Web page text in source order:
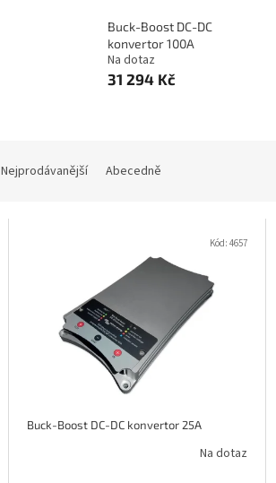
Buck-Boost DC-DC
konvertor 100A
Na dotaz
31 294 Kč
Nejprodávanější Abecedně
Buck-Boost DC-DC konvertor 25A
Na dotaz
Kód:4657